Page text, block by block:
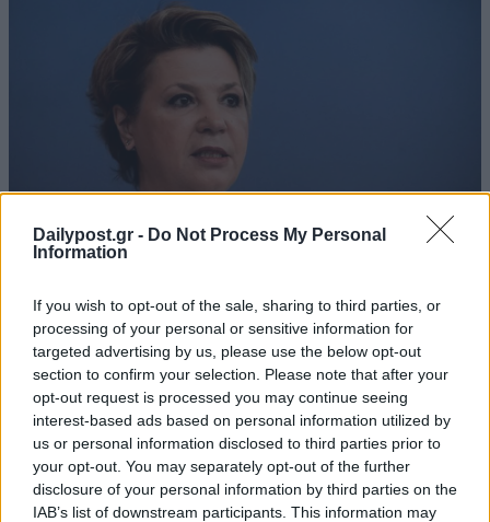
Dailypost.gr - Do Not Process My Personal
Information
If you wish to opt-out of the sale, sharing to third parties, or
processing of your personal or sensitive information for
targeted advertising by us, please use the below opt-out
section to confirm your selection. Please note that after your
opt-out request is processed you may continue seeing
interest-based ads based on personal information utilized by
us or personal information disclosed to third parties prior to
your opt-out. You may separately opt-out of the further
disclosure of your personal information by third parties on the
IAB’s list of downstream participants. This information may